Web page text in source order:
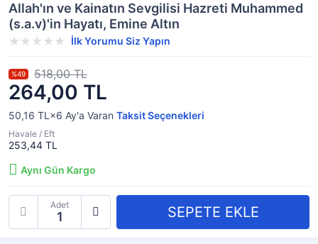
Allah'ın ve Kainatın Sevgilisi Hazreti Muhammed
(s.a.v)'in Hayatı, Emine Altın
İlk Yorumu Siz Yapın
264,00 TL
%49 518,00 TL
50,16 TL×6 Ay'a Varan Taksit Seçenekleri
Havale / Eft
253,44 TL
Aynı Gün Kargo
Adet